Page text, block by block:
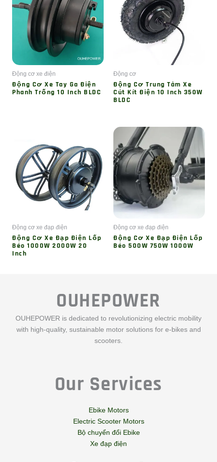
Động cơ xe điện
Động Cơ Xe Tay Ga Điện
Phanh Trống 10 Inch BLDC
Động cơ
Động Cơ Trung Tâm Xe
Cút Kít Điện 10 Inch 350W
BLDC
Động cơ xe đạp điện
Động Cơ Xe Đạp Điện Lốp
Béo 1000W 2000W 20
Inch
Động cơ xe đạp điện
Động Cơ Xe Đạp Điện Lốp
Béo 500W 750W 1000W
OUHEPOWER
OUHEPOWER is dedicated to revolutionizing electric mobility
with high-quality, sustainable motor solutions for e-bikes and
scooters.
Our Services
Ebike Motors
Electric Scooter Motors
Bộ chuyển đổi Ebike
Xe đạp điện